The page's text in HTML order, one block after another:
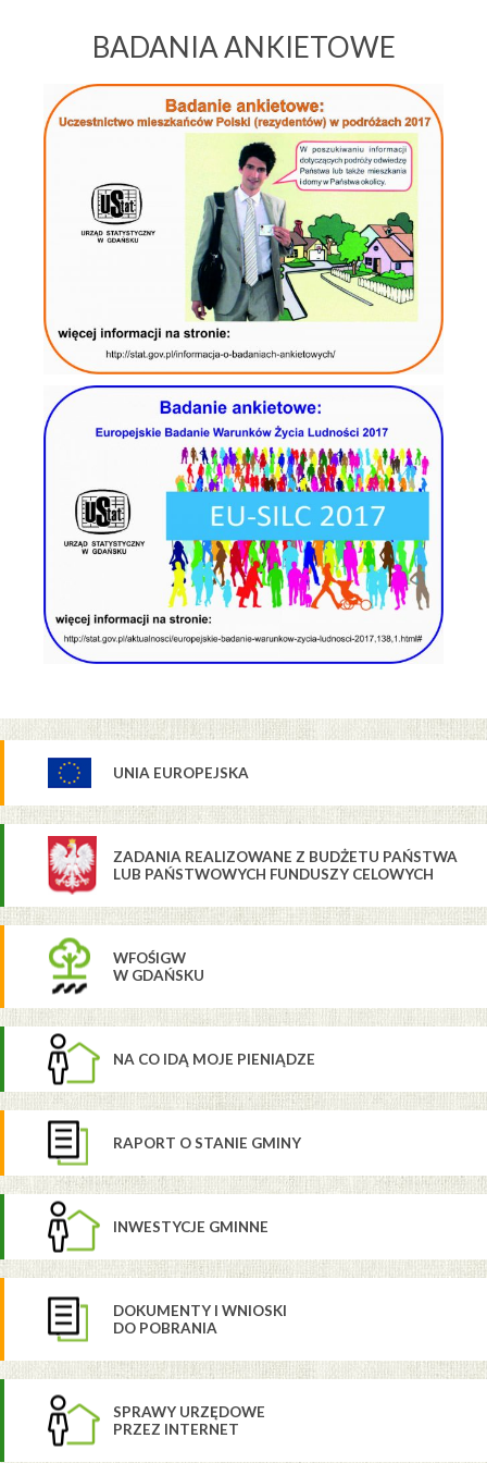
BADANIA ANKIETOWE
UNIA EUROPEJSKA
ZADANIA REALIZOWANE Z BUDŻETU PAŃSTWA
LUB PAŃSTWOWYCH FUNDUSZY CELOWYCH
WFOŚIGW
W GDAŃSKU
NA CO IDĄ MOJE PIENIĄDZE
RAPORT O STANIE GMINY
INWESTYCJE GMINNE
DOKUMENTY I WNIOSKI
DO POBRANIA
SPRAWY URZĘDOWE
PRZEZ INTERNET